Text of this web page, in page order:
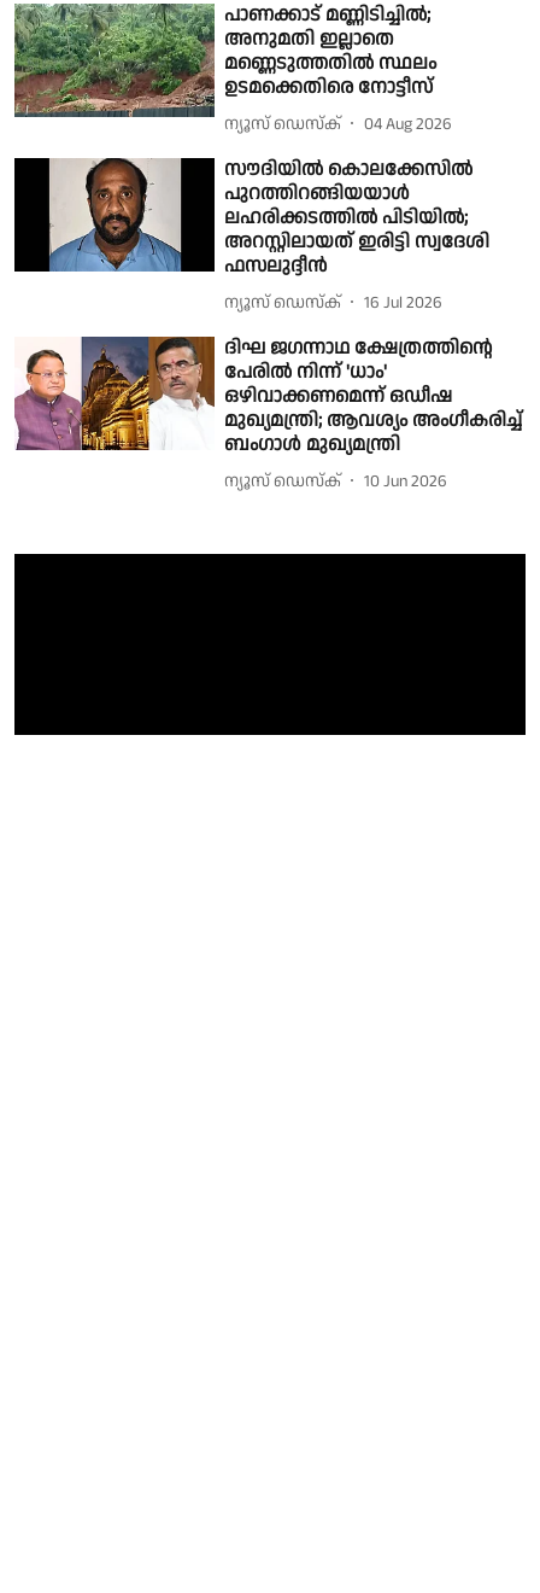
പാണക്കാട് മണ്ണിടിച്ചിൽ;
അനുമതി ഇല്ലാതെ
മണ്ണെടുത്തതിൽ സ്ഥലം
ഉടമക്കെതിരെ നോട്ടീസ്
ന്യൂസ് ഡെസ്ക് 04 Aug 2026
സൗദിയിൽ കൊലക്കേസിൽ
പുറത്തിറങ്ങിയയാൾ
ലഹരിക്കടത്തിൽ പിടിയിൽ;
അറസ്റ്റിലായത് ഇരിട്ടി സ്വദേശി
ഫസലുദ്ദീൻ
ന്യൂസ് ഡെസ്ക് 16 Jul 2026
ദിഘ ജഗന്നാഥ ക്ഷേത്രത്തിൻ്റെ
പേരിൽ നിന്ന് 'ധാം'
ഒഴിവാക്കണമെന്ന് ഒഡീഷ
മുഖ്യമന്ത്രി; ആവശ്യം അംഗീകരിച്ച്
ബംഗാൾ മുഖ്യമന്ത്രി
ന്യൂസ് ഡെസ്ക് 10 Jun 2026